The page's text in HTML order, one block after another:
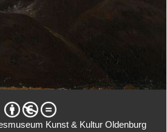
Kunst & Kultur Oldenburg